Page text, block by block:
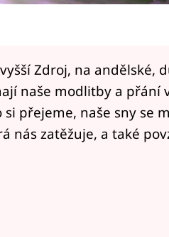
Zdroj, na andělské,
naše modlitby a přání
přejeme, naše sny se
nás zatěžuje, a také